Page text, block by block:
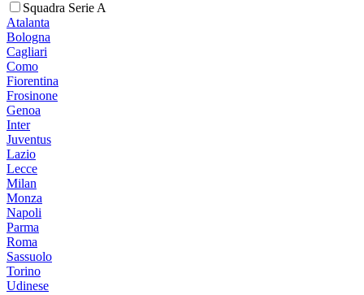
Squadra Serie A
Atalanta
Bologna
Cagliari
Como
Fiorentina
Frosinone
Genoa
Inter
Juventus
Lazio
Lecce
Milan
Monza
Napoli
Parma
Roma
Sassuolo
Torino
Udinese